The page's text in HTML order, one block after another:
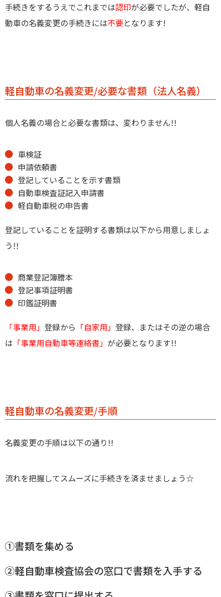
手続きをするうえでこれまでは認印が必要でしたが、軽自
動車の名義変更の手続きには不要となります!
軽自動車の名義変更/必要な書類（法人名義）
個人名義の場合と必要な書類は、変わりません!!
車検証
申請依頼書
登記していることを示す書類
自動車検査証記入申請書
軽自動車税の申告書
登記していることを証明する書類は以下から用意しましょ
う!!
商業登記簿謄本
登記事項証明書
印鑑証明書
「事業用」 登録から 「自家用」 登録、またはその逆の場合
は 「事業用自動車等連絡書」 が必要となります!!
軽自動車の名義変更/手順
名義変更の手順は以下の通り!!
流れを把握してスムーズに手続きを済ませましょう☆
①書類を集める
②軽自動車検査協会の窓口で書類を入手する